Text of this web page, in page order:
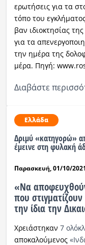
ερωτήσεις για τα
τόπο του
βαν ιδιοκτησίας
για τα
την ημέρα της
μέρα. Πηγή:
Διαβάστε
Ελλάδα
Δριμύ «κατηγορώ»
έμεινε στη φυλακή
Παρασκευή, 01/10/
«Να
που
την ίδια την
Χρειάστηκαν 7
αποκαλούμενος